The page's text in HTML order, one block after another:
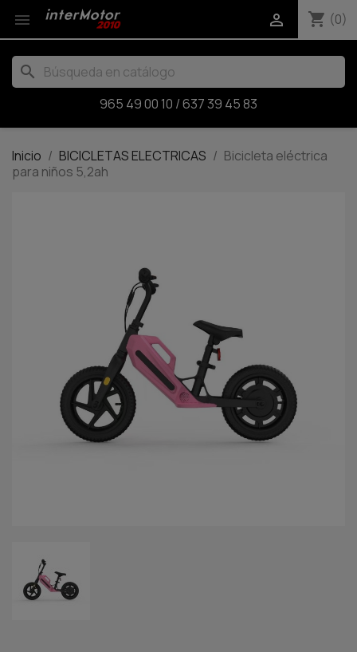
 shopping_cart (0)

search
965 49 00 10 /637 39 45 83
Inicio BICICLETAS ELECTRICAS
Bicicleta eléctrica
para niños 5,2ah